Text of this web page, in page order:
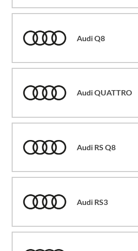
Audi Q8
Audi QUATTRO
Audi RS Q8
Audi RS3